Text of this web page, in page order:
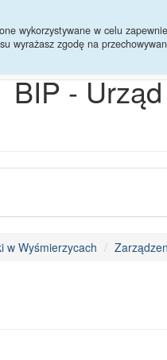
wykorzystywane w celu
wyrażasz zgodę na
BIP -
w Wyśmierzycach